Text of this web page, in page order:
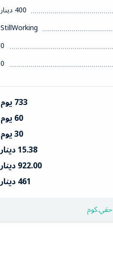
400 دينار
StillWorking
0
0
733 يوم
60 يوم
30 يوم
15.38 دينار
922.00 دينار
461 دينار
حقي.كوم